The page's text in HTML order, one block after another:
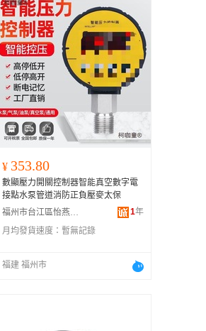
¥ 353.80
數顯壓力開關控制器智能真空數字電
接點水泵管道消防正負壓麥太保
福州市台江區怡燕貿易有限公司
1年
月均發貨速度： 暫無記錄
福建 福州市